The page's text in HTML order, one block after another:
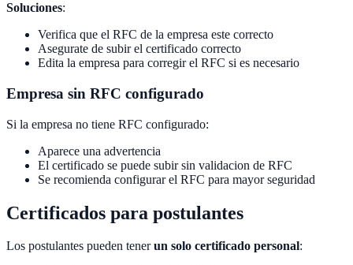
Soluciones:
Verifica que el RFC de la empresa este correcto
Asegurate de subir el certificado correcto
Edita la empresa para corregir el RFC si es necesario
Empresa sin RFC configurado
Si la empresa no tiene RFC configurado:
Aparece una advertencia
El certificado se puede subir sin validacion de RFC
Se recomienda configurar el RFC para mayor seguridad
Certificados para postulantes
Los postulantes pueden tenerun solo certificado personal: